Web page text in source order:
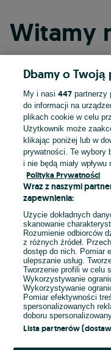
Witamy
E-mail
Hasło
Dbamy o
My i nasi447 partnerzy
do informacji na
plikach cookie w celu
Użytkownik może
klikając poniżej lub w
prywatności. Te wybory
i nie będą miały wpływu
Polityka Prywatności
Wraz z naszymi
zapewnienia:
Użycie dokładnych
skanowanie
Rozumienie odbiorców
z różnych źródeł.
dostęp do nich. Pomiar
ulepszanie usług.
Tworzenie profili w celu
Wykorzystywanie
Wykorzystywanie
Pomiar efektywności
spersonalizowanych
doboru
Lista partnerów